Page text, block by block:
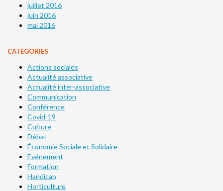
juillet 2016
juin 2016
mai 2016
CATÉGORIES
Actions sociales
Actualité associative
Actualité inter-associative
Communication
Conférence
Covid-19
Culture
Débat
Économie Sociale et Solidaire
Evénement
Formation
Handicap
Horticulture